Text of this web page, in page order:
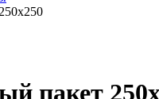
пакет